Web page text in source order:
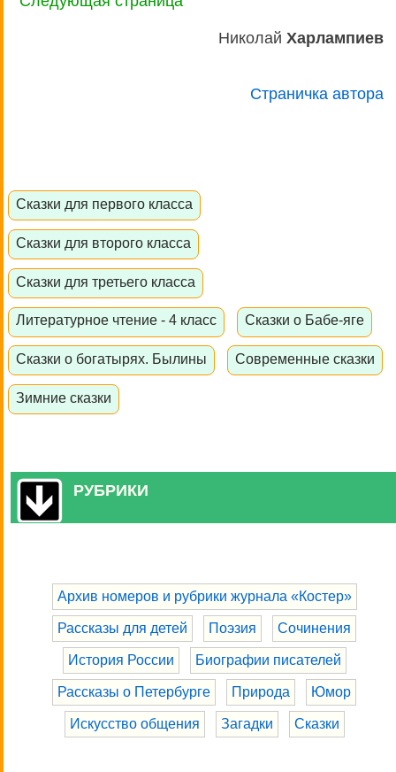
Николай Харлампиев
Страничка автора
Сказки для первого класса
Сказки для второго класса
Сказки для третьего класса
Литературное чтение - 4 класс Сказки о Бабе-яге
Сказки о богатырях. Былины Современные сказки
Зимние сказки
РУБРИКИ
Архив номеров и рубрики журнала «Костер»
Рассказы для детей Поэзия Сочинения
История России Биографии писателей
Рассказы о Петербурге Природа Юмор
Искусство общения Загадки Сказки